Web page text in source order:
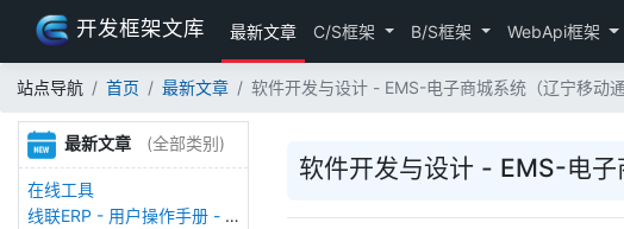
开发框架文库 最新文章 C/S框架 B/S框架 WebApi框架
站点导航 首页 最新文章 软件开发与设计 - EMS-电子商城系统（辽宁移动
最新文章 (全部类别)
在线工具
线联ERP - 用户操作手册 - 存货期初
软件开发与设计 - EMS-电子